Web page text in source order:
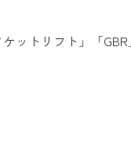
ットリフト」「